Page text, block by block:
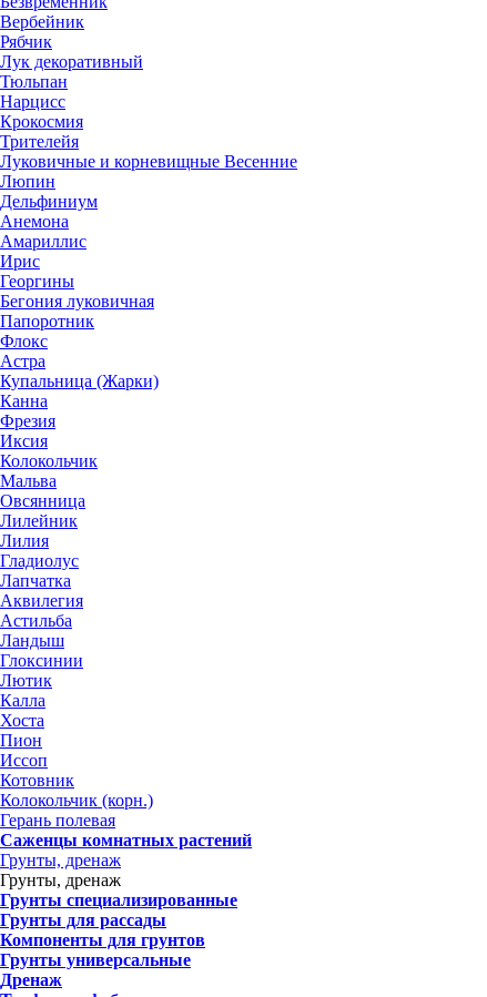
Вербейник
Рябчик
Лук декоративный
Тюльпан
Нарцисс
Крокосмия
Трителейя
Луковичные и корневищные Весенние
Люпин
Дельфиниум
Анемона
Амариллис
Ирис
Георгины
Бегония луковичная
Папоротник
Флокс
Астра
Купальница (Жарки)
Канна
Фрезия
Иксия
Колокольчик
Мальва
Овсянница
Лилейник
Лилия
Гладиолус
Лапчатка
Аквилегия
Астильба
Ландыш
Глоксинии
Лютик
Калла
Хоста
Пион
Иссоп
Котовник
Колокольчик (корн.)
Герань полевая
Саженцы комнатных растений
Грунты, дренаж
Грунты, дренаж
Грунты специализированные
Грунты для рассады
Компоненты для грунтов
Грунты универсальные
Дренаж